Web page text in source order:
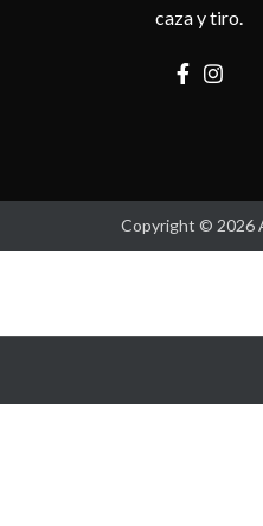
caza y tiro.
Copyright © 2026